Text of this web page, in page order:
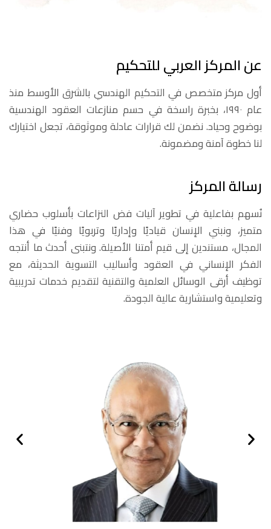
عن المركز العربي للتحكيم
أول مركز متخصص في التحكيم الهندسي بالشرق الأوسط منذ
عام ١٩٩٠، بخبرة راسخة في حسم منازعات العقود الهندسية
بوضوح وحياد. نضمن لك قرارات عادلة وموثوقة، تجعل اختيارك
لنا خطوة آمنة ومضمونة.
رسالة المركز
نُسهم بفاعلية في تطوير آليات فض النزاعات بأسلوب حضاري
متميز، ونبني الإنسان قياديًا وإداريًا وتربويًا وفنيًا في هذا
المجال، مستندين إلى قيم أمتنا الأصيلة. ونتبنى أحدث ما أنتجه
الفكر الإنساني في العقود وأساليب التسوية الحديثة، مع
توظيف أرقى الوسائل العلمية والتقنية لتقديم خدمات تدريبية
وتعليمية واستشارية عالية الجودة.
د. سليم العوا